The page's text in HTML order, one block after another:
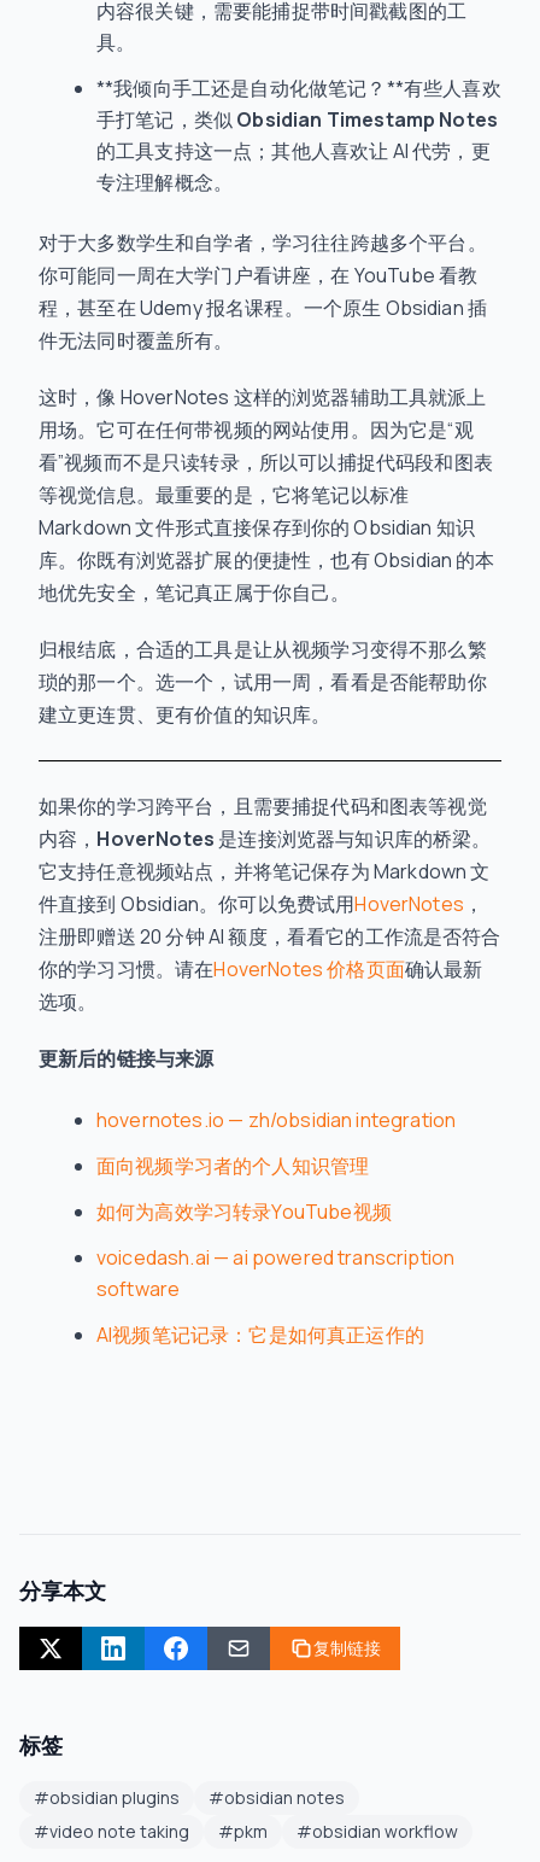
内容很关键，需要能捕捉带时间戳截图的工
具。
**我倾向手工还是自动化做笔记？**有些人喜欢
手打笔记，类似Obsidian Timestamp Notes
的工具支持这一点；其他人喜欢让 AI 代劳，更
专注理解概念。
对于大多数学生和自学者，学习往往跨越多个平台。
你可能同一周在大学门户看讲座，在 YouTube 看教
程，甚至在 Udemy 报名课程。一个原生 Obsidian 插
件无法同时覆盖所有。
这时，像 HoverNotes 这样的浏览器辅助工具就派上
用场。它可在任何带视频的网站使用。因为它是“观
看”视频而不是只读转录，所以可以捕捉代码段和图表
等视觉信息。最重要的是，它将笔记以标准
Markdown 文件形式直接保存到你的 Obsidian 知识
库。你既有浏览器扩展的便捷性，也有 Obsidian 的本
地优先安全，笔记真正属于你自己。
归根结底，合适的工具是让从视频学习变得不那么繁
琐的那一个。选一个，试用一周，看看是否能帮助你
建立更连贯、更有价值的知识库。
如果你的学习跨平台，且需要捕捉代码和图表等视觉
内容， HoverNotes 是连接浏览器与知识库的桥梁。
它支持任意视频站点，并将笔记保存为 Markdown 文
件直接到 Obsidian。你可以免费试用HoverNotes ，
注册即赠送 20 分钟 AI 额度，看看它的工作流是否符合
你的学习习惯。请在HoverNotes 价格页面确认最新
选项。
更新后的链接与来源
hovernotes.io — zh/obsidian integration
面向视频学习者的个人知识管理
如何为高效学习转录YouTube视频
voicedash.ai — ai powered transcription
software
AI视频笔记记录：它是如何真正运作的
分享本文
复制链接
标签
#obsidian plugins #obsidian notes
#video note taking #pkm #obsidian workflow